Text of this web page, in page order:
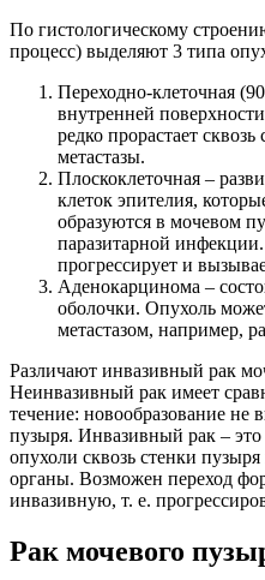
По гистологическому
процесс) выделяют 3 типа
Переходно-клеточная
внутренней
редко прорастает
метастазы.
Плоскоклеточная –
клеток эпителия,
образуются в мочевом
паразитарной
прогрессирует и
Аденокарцинома –
оболочки. Опухоль
метастазом, например,
Различают инвазивный рак
Неинвазивный рак имеет
течение: новообразование не
пузыря. Инвазивный рак –
опухоли сквозь стенки
органы. Возможен переход
инвазивную, т. е.
Рак мочевого